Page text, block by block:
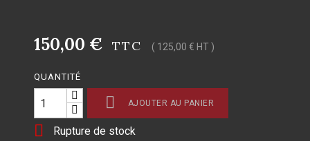
150,00 € TTC ( 125,00 € HT )
QUANTITÉ
 AJOUTER AU PANIER
 Rupture de stock